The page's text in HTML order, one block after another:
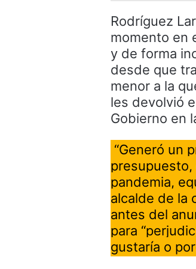
Rodríguez
momento en
y de forma
desde que
menor a la
les devolvió
Gobierno en
“Generó un
presupuesto,
pandemia,
alcalde de la
antes del
para
gustaría o